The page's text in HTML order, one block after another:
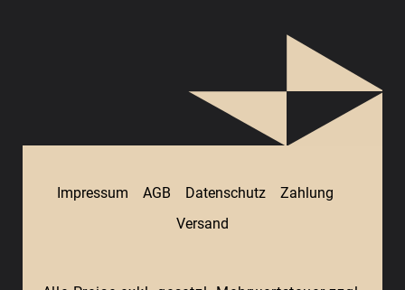
Impressum AGB Datenschutz
Zahlung
Versand